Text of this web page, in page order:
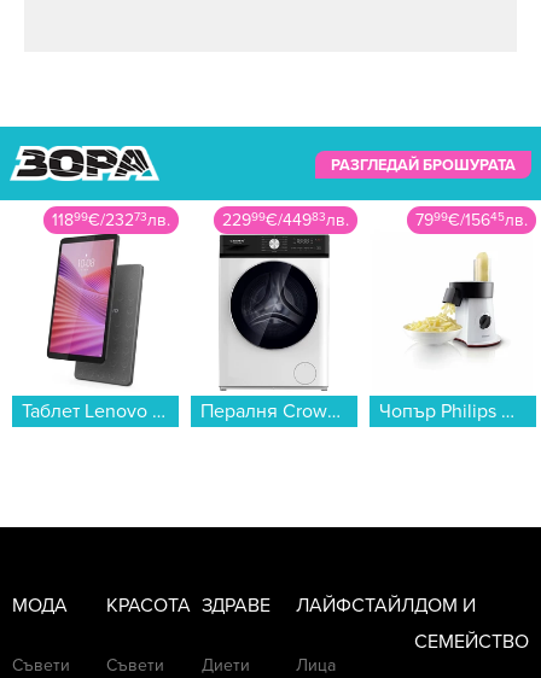
РАЗГЛЕДАЙ БРОШУРАТА
22999€/44983лв.
Пералня Crown CWM7012MW , 1200 об./мин., 7.00 kg, A , Бял...
7999€/15645лв.
Чопър Philips HR1388/80 , 200 W...
32999€/64541лв.
Пералня Toshiba TW-T21BU80UWBK(WW) , 1200 об./мин., 7.00 kg, A , Бял...
МОДА
Съвети
КРАСОТА
Съвети
ЗДРАВЕ
Диети
ЛАЙФСТАЙЛ
Лица
ДОМ И
СЕМЕЙСТВО